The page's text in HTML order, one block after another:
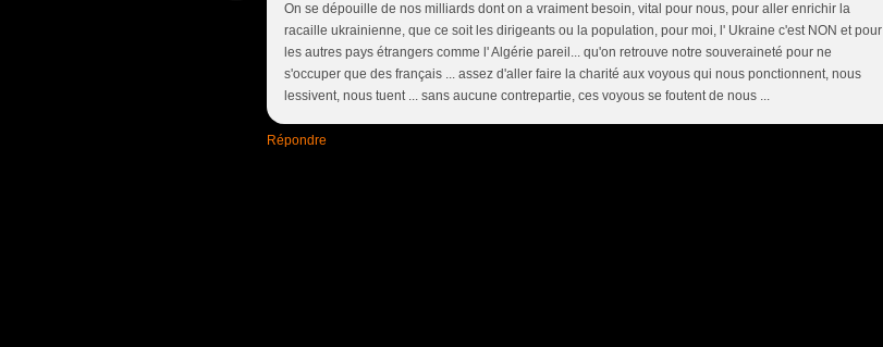
On se dépouille de nos milliards dont on a vraiment besoin, vital pour nous, pour aller enrichir la
racaille ukrainienne, que ce soit les dirigeants ou la population, pour moi, l' Ukraine c'est NON et pour
les autres pays étrangers comme l' Algérie pareil... qu'on retrouve notre souveraineté pour ne
s'occuper que des français ... assez d'aller faire la charité aux voyous qui nous ponctionnent, nous
lessivent, nous tuent ... sans aucune contrepartie, ces voyous se foutent de nous ...
Répondre